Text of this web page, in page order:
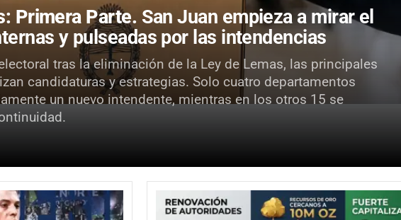
Primera Parte. San Juan empieza a mirar el
y pulseadas por las intendencias
tras la eliminación de la Ley de Lemas, las principales
candidaturas y estrategias. Solo cuatro departamentos
un nuevo intendente, mientras en los otros 15 se